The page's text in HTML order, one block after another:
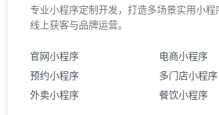
专业小程序定制开发，打造多场景实用小程
线上获客与品牌运营。
官网小程序
电商小程序
预约小程序
多门店小程序
外卖小程序
餐饮小程序